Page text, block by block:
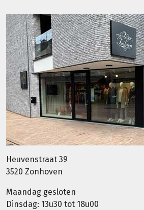
Heuvenstraat 39
3520 Zonhoven
Maandag gesloten
Dinsdag: 13u30 tot 18u00